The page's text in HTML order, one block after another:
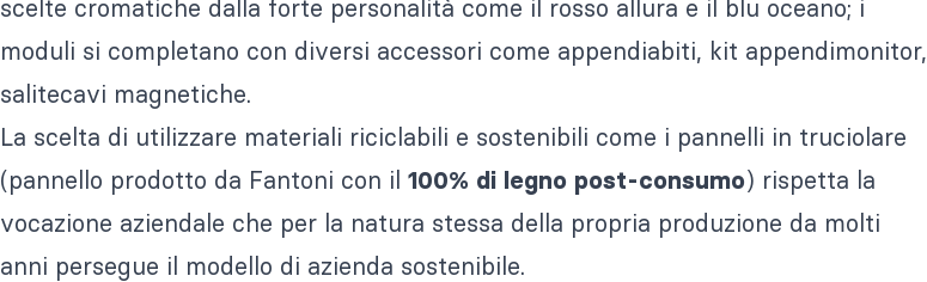
scelte cromatiche dalla forte personalità come il rosso allura e il blu oceano; i
moduli si completano con diversi accessori come appendiabiti, kit appendimonitor,
salitecavi magnetiche.
La scelta di utilizzare materiali riciclabili e sostenibili come i pannelli in truciolare
(pannello prodotto da Fantoni con il 100% di legno post-consumo) rispetta la
vocazione aziendale che per la natura stessa della propria produzione da molti
anni persegue il modello di azienda sostenibile.